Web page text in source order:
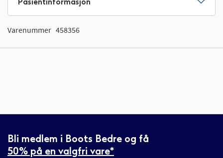
Varenummer 458356
Bli medlem i Boots Bedre og få
50% på en valgfri vare*